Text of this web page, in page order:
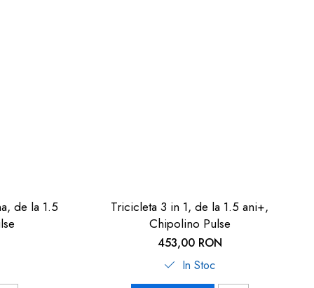
de la 1.5
Tricicleta 3 in 1, de la 1.5 ani+,
Chipolino Pulse
453,00 RON
In Stoc